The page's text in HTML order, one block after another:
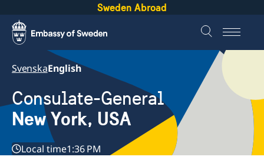
Sweden Abroad
SvenskaEnglish
Consulate-General
New York, USA
Local time1:36 PM